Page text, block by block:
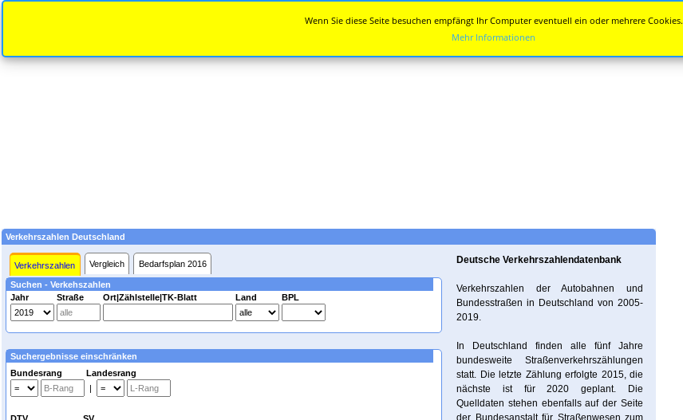
Verkehrszahlen Deutschland
Verkehrszahlen Vergleich Bedarfsplan 2016
Suchen - Verkehszahlen
Jahr
Straße Ort|Zählstelle|TK-Blatt Land BPL
Suchergebnisse einschränken
Bundesrang Landesrang
|
Deutsche Verkehrszahlendatenbank
Verkehrszahlen der Autobahnen und
Bundesstraßen in Deutschland von 2005-
2019.
In Deutschland finden alle fünf Jahre
bundesweite Straßenverkehrszählungen
statt. Die letzte Zählung erfolgte 2015, die
nächste ist für 2020 geplant. Die
Quelldaten stehen ebenfalls auf der Seite
der Bundesanstalt für Straßenwesen zum
Wenn Sie diese Seite besuchen empfängt Ihr Computer eventuell ein oder mehrere Cookies.
Mehr Informationen